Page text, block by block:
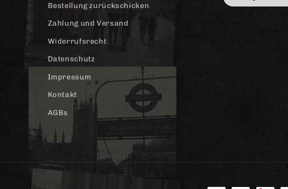
Bestellung zurückschicken
Zahlung und Versand
Widerrufsrecht
Datenschutz
Impressum
Kontakt
AGBs